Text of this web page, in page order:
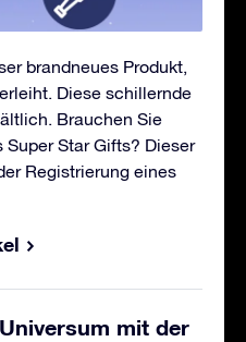
brandneues Produkt,
Diese schillernde
Brauchen Sie
Star Gifts? Dieser
Registrierung eines
mit der